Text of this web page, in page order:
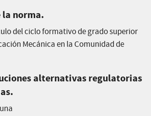
la norma.
del ciclo formativo de grado superior
Mecánica en la Comunidad de
alternativas regulatorias